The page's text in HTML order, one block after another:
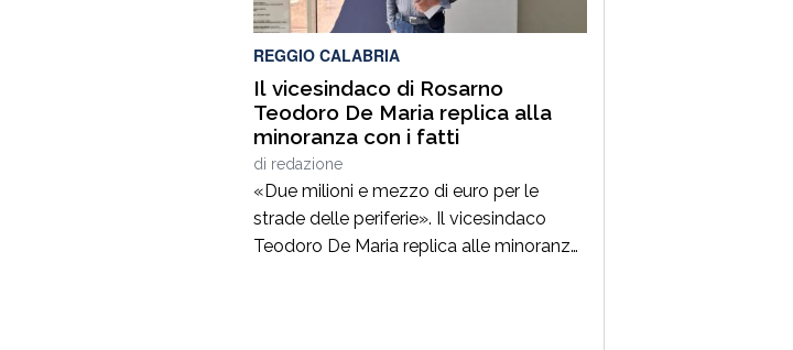
uniscono il […]
REGGIO CALABRIA
Il vicesindaco di Rosarno
Teodoro De Maria replica alla
minoranza con i fatti
di redazione
«Due milioni e mezzo di euro per le
strade delle periferie». Il vicesindaco
Teodoro De Maria replica alle minoranze,